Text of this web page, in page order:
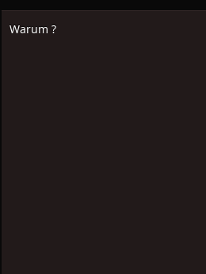
Warum ?